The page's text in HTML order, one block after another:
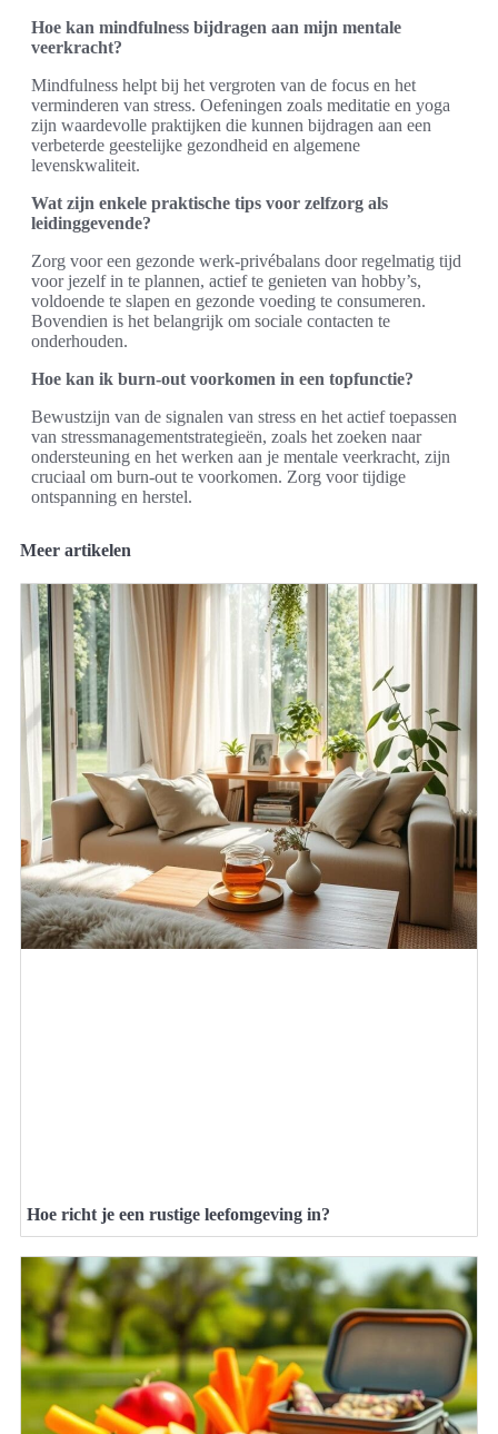
Hoe kan mindfulness bijdragen aan mijn mentale
veerkracht?
Mindfulness helpt bij het vergroten van de focus en het
verminderen van stress. Oefeningen zoals meditatie en yoga
zijn waardevolle praktijken die kunnen bijdragen aan een
verbeterde geestelijke gezondheid en algemene
levenskwaliteit.
Wat zijn enkele praktische tips voor zelfzorg als
leidinggevende?
Zorg voor een gezonde werk-privébalans door regelmatig tijd
voor jezelf in te plannen, actief te genieten van hobby’s,
voldoende te slapen en gezonde voeding te consumeren.
Bovendien is het belangrijk om sociale contacten te
onderhouden.
Hoe kan ik burn-out voorkomen in een topfunctie?
Bewustzijn van de signalen van stress en het actief toepassen
van stressmanagementstrategieën, zoals het zoeken naar
ondersteuning en het werken aan je mentale veerkracht, zijn
cruciaal om burn-out te voorkomen. Zorg voor tijdige
ontspanning en herstel.
Meer artikelen
Hoe richt je een rustige leefomgeving in?